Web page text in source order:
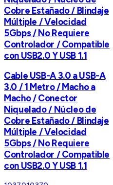
Cobre Estañado / Blindaje
Múltiple / Velocidad
5Gbps / No Requiere
Controlador / Compatible
con USB2.0 Y USB 1.1
Cable USB-A 3.0 a USB-A
3.0 / 1 Metro / Macho a
Macho / Conector
Niquelado / Núcleo de
Cobre Estañado / Blindaje
Múltiple / Velocidad
5Gbps / No Requiere
Controlador / Compatible
con USB2.0 Y USB 1.1